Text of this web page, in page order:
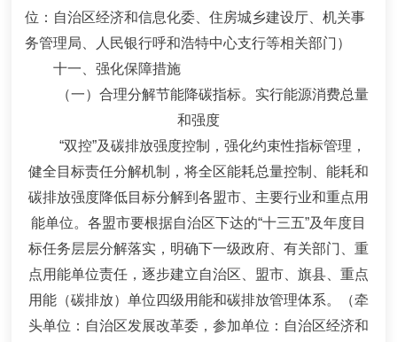
位：自治区经济和信息化委、住房城乡建设厅、机关事
务管理局、人民银行呼和浩特中心支行等相关部门）
十一、强化保障措施
（一）合理分解节能降碳指标。 实行能源消费总量
和强度
“双控”及碳排放强度控制，强化约束性指标管理，
健全目标责任分解机制，将全区能耗总量控制、能耗和
碳排放强度降低目标分解到各盟市、主要行业和重点用
能单位。各盟市要根据自治区下达的“十三五”及年度目
标任务层层分解落实，明确下一级政府、有关部门、重
点用能单位责任，逐步建立自治区、盟市、旗县、重点
用能（碳排放）单位四级用能和碳排放管理体系。
（牵
头单位：自治区发展改革委，参加单位：自治区经济和